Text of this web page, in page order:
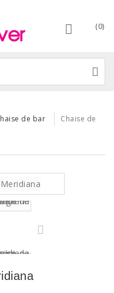
(0)
de bar
Chaise de